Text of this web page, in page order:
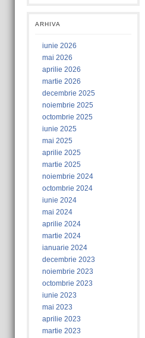
ARHIVA
iunie 2026
mai 2026
aprilie 2026
martie 2026
decembrie 2025
noiembrie 2025
octombrie 2025
iunie 2025
mai 2025
aprilie 2025
martie 2025
noiembrie 2024
octombrie 2024
iunie 2024
mai 2024
aprilie 2024
martie 2024
ianuarie 2024
decembrie 2023
noiembrie 2023
octombrie 2023
iunie 2023
mai 2023
aprilie 2023
martie 2023